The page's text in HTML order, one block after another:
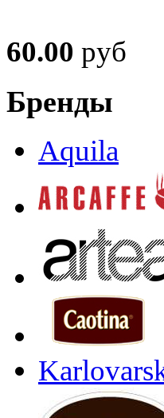
60.00 руб
Бренды
Aquila